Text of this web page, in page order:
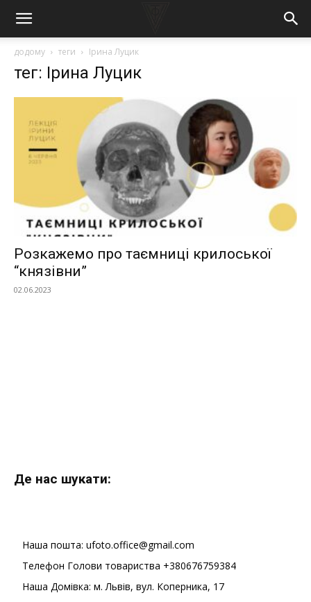
додому теги Ірина Луцик
тег: Ірина Луцик
Розкажемо про таємниці крилоської
“князівни”
02.06.2023
Де нас шукати:
Наша пошта: ufoto.office@gmail.com
Телефон Голови товариства +380676759384
Наша Домівка: м. Львів, вул. Коперника, 17